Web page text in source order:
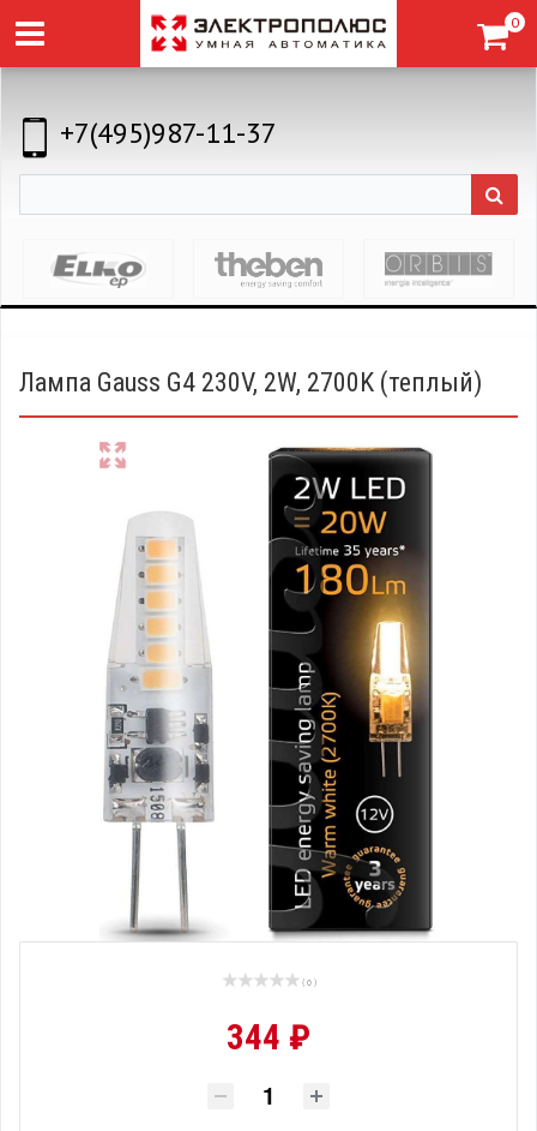
0
+7(495)987-11-37
Лампа Gauss G4 230V, 2W, 2700K (теплый)
( 0 )
344 ₽